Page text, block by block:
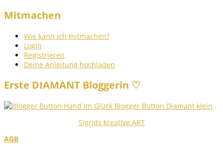
Mitmachen
Wie kann ich mitmachen?
Login
Registrieren
Deine Anleitung hochladen
Erste DIAMANT Bloggerin ♡
Sigrids kreative ART
AGB